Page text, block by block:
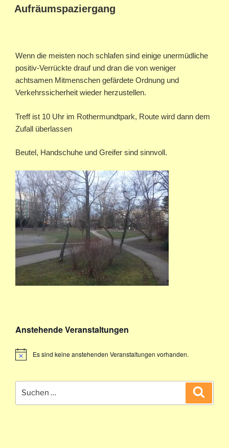
Aufräumspaziergang
Wenn die meisten noch schlafen sind einige unermüdliche
positiv-Verrückte drauf und dran die von weniger
achtsamen Mitmenschen gefärdete Ordnung und
Verkehrssicherheit wieder herzustellen.
Treff ist 10 Uhr im Rothermundtpark, Route wird dann dem
Zufall überlassen
Beutel, Handschuhe und Greifer sind sinnvoll.
Anstehende Veranstaltungen
Es sind keine anstehenden Veranstaltungen vorhanden.
nach: